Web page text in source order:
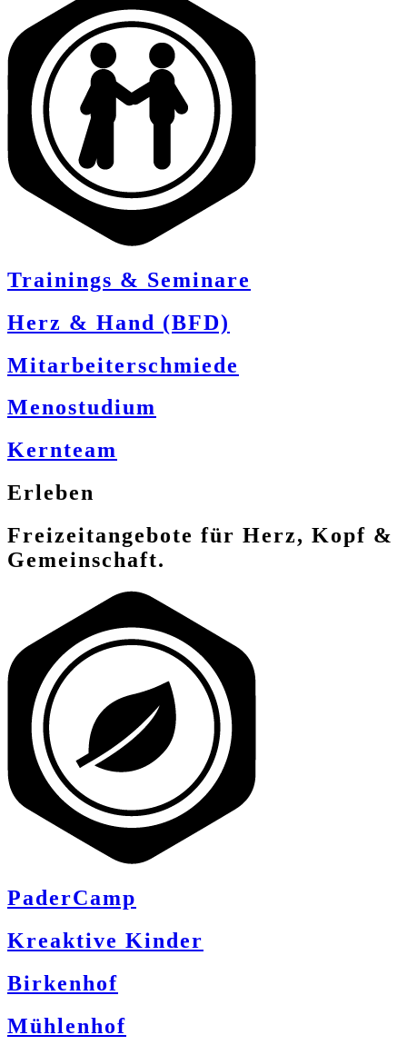
Trainings & Seminare
Herz & Hand (BFD)
Mitarbeiterschmiede
Menostudium
Kernteam
Erleben
Freizeitangebote für Herz, Kopf &
Gemeinschaft.
PaderCamp
Kreaktive Kinder
Birkenhof
Mühlenhof